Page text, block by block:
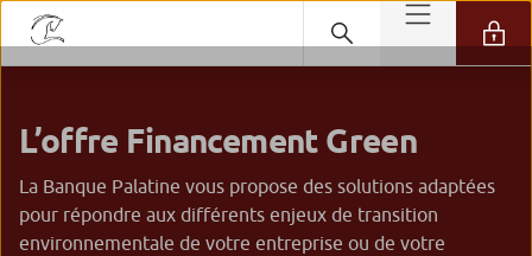
L’offre Financement Green
La Banque Palatine vous propose des solutions adaptées
pour répondre aux différents enjeux de transition
environnementale de votre entreprise ou de votre